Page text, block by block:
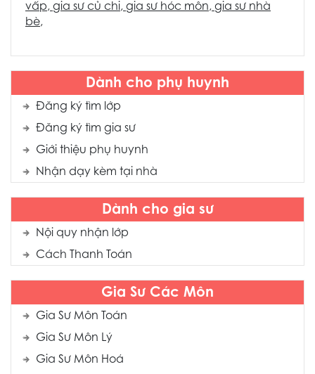
Dành cho phụ huynh
Đăng ký tìm lớp
Đăng ký tìm gia sư
Giới thiệu phụ huynh
Nhận dạy kèm tại nhà
Dành cho gia sư
Nội quy nhận lớp
Cách Thanh Toán
Gia Sư Các Môn
Gia Sư Môn Toán
Gia Sư Môn Lý
Gia Sư Môn Hoá
vấp, gia sư củ chi, gia sư hóc môn, gia sư nhà
bè,